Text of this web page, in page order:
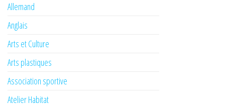
Allemand
Anglais
Arts et Culture
Arts plastiques
Association sportive
Atelier Habitat